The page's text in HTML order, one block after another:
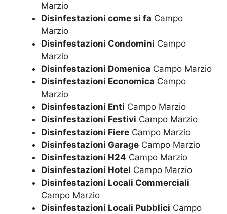
Marzio
Disinfestazioni come si fa Campo
Marzio
Disinfestazioni Condomini Campo
Marzio
Disinfestazioni Domenica Campo Marzio
Disinfestazioni Economica Campo
Marzio
Disinfestazioni Enti Campo Marzio
Disinfestazioni Festivi Campo Marzio
Disinfestazioni Fiere Campo Marzio
Disinfestazioni Garage Campo Marzio
Disinfestazioni H24 Campo Marzio
Disinfestazioni Hotel Campo Marzio
Disinfestazioni Locali Commerciali
Campo Marzio
Disinfestazioni Locali Pubblici Campo